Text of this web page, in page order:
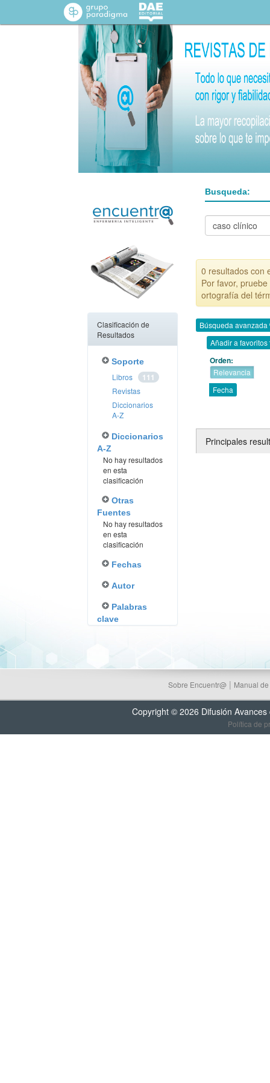
Clasificación de
Resultados
Soporte
111
Libros
Revistas
Diccionarios
A-Z
Diccionarios
A-Z
No hay resultados
en esta
clasificación
Otras
Fuentes
No hay resultados
en esta
clasificación
Fechas
Autor
Palabras
clave
Busqueda:
0 resultados con
Por favor,
ortografía del
Búsqueda avanzada
Añadir a favoritos
Orden:
Relevancia
Fecha
Principales
Sobre Encuentr@ | Manual
Copyright © 2026 Difusión
Política de